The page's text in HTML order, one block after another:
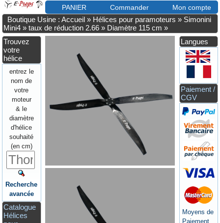
PANIER Commander Mon compte
Boutique Usine : Accueil » Hélices pour paramoteurs » Simonini
Mini4 »taux de réduction 2.66 » Diamètre 115 cm »
Trouvez
votre
hélice
entrez le
nom de
votre
moteur
& le
diamètre
d'hélice
souhaité
(en cm)
Recherche
avancée
Catalogue
Hélices
Langues
Paiement /
CGV
Moyens de
Paiement